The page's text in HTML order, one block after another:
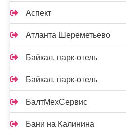
Аспект
Атланта Шереметьево
Байкал, парк-отель
Байкал, парк-отель
БалтМехСервис
Бани на Калинина